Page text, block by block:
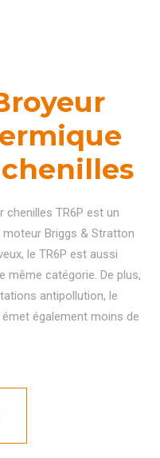
chenilles TR6P est un
Briggs & Stratton
le TR6P est aussi
même catégorie. De plus,
antipollution, le
également moins de